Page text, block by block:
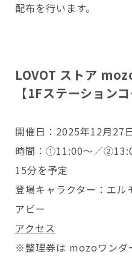
配布を行います。
LOVOT ストア
【1Fステーションコ
開催日：2025年12月27日
時間：①11:00～／
15分を予定
登場キャラクター：エル
アビー
アクセス
※整理券は mozoワンダ